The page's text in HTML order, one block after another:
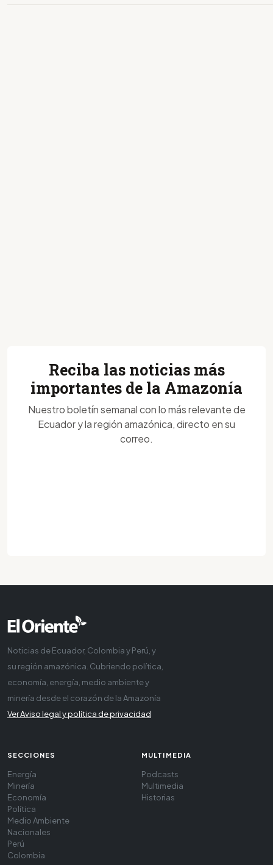
Reciba las noticias más
importantes de la Amazonía
Nuestro boletín semanal con lo más relevante de
Ecuador y la región amazónica, directo en su
correo.
Noticias de Ecuador, Colombia y Perú, y
su región amazónica. Cubriendo política,
economía, energía, medio ambiente y
minería desde el corazón de la Amazonía
Ver Aviso legal y política de privacidad
SECCIONES
Energía
Minería
Economía
Política
Medio Ambiente
Nacionales
Perú
Colombia
MULTIMEDIA
Podcasts
Multimedia
Historias